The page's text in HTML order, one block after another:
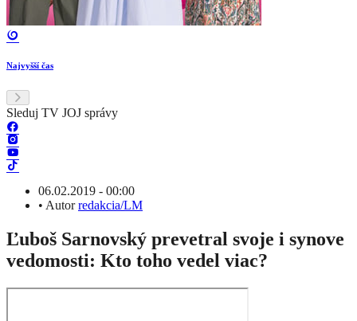
Najvyšší čas
Sleduj TV JOJ správy
06.02.2019 - 00:00
• Autorredakcia/LM
Ľuboš Sarnovský prevetral svoje i synove
vedomosti: Kto toho vedel viac?